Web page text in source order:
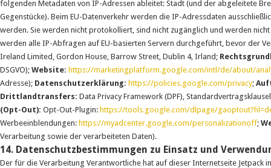
folgenden Metadaten von IP-Adressen ableitet: Stadt (und der abgeleitete
Gegenstücke). Beim EU-Datenverkehr werden die IP-Adressdaten
werden. Sie werden nicht protokolliert, sind nicht zugänglich und werden
werden alle IP-Abfragen auf EU-basierten Servern durchgeführt, bevor der
Ireland Limited, Gordon House, Barrow Street, Dublin 4, Irland;
DSGVO); Website: https://marketingplatform.google.com/intl/de/about/
Adresse); Datenschutzerklärung: https://policies.google.com/privacy;
Drittlandtransfers: Data Privacy Framework (DPF),
(Opt-Out): Opt-Out-Plugin: https://tools.google.com/dlpage/
Werbeeinblendungen: https://myadcenter.google.com/personalizationoff;
Verarbeitung sowie der verarbeiteten Daten).
14. Datenschutzbestimmungen zu Einsatz und
Der für die Verarbeitung Verantwortliche hat auf dieser Internetseite Jetpack